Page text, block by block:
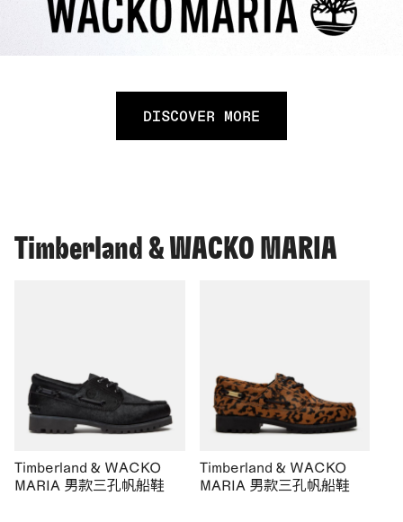
DISCOVER MORE
Timberland & WACKO MARIA
Timberland & WACKO
MARIA 男款三孔帆船鞋
Timberland & WACKO
MARIA 男款三孔帆船鞋